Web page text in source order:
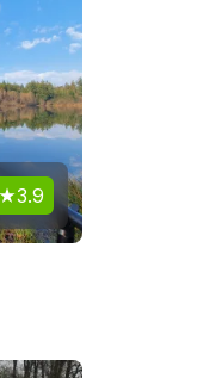
3.9